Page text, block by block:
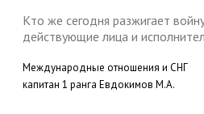
Кто же сегодня разжигает
действующие лица и
Международные отношения и СНГ
капитан 1 ранга Евдокимов М.А.